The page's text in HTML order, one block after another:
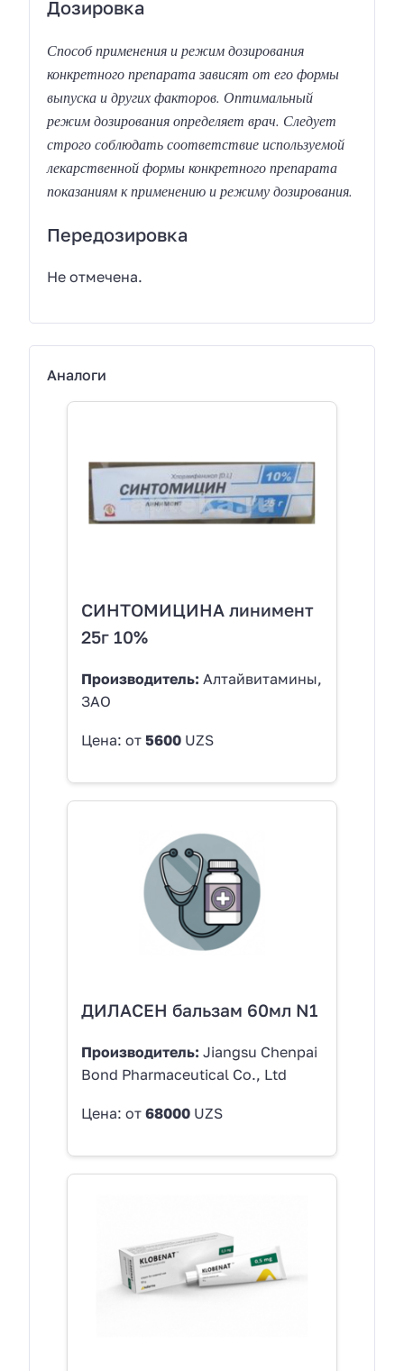
Дозировка
Способ применения и режим дозирования
конкретного препарата зависят от его формы
выпуска и других факторов. Оптимальный
режим дозирования определяет врач. Следует
строго соблюдать соответствие используемой
лекарственной формы конкретного препарата
показаниям к применению и режиму дозирования.
Передозировка
Не отмечена.
Аналоги
СИНТОМИЦИНА линимент
25г 10%
Производитель: Алтайвитамины,
ЗАО
Цена: от 5600 UZS
ДИЛАСЕН бальзам 60мл N1
Производитель: Jiangsu Chenpai
Bond Pharmaceutical Co., Ltd
Цена: от 68000 UZS